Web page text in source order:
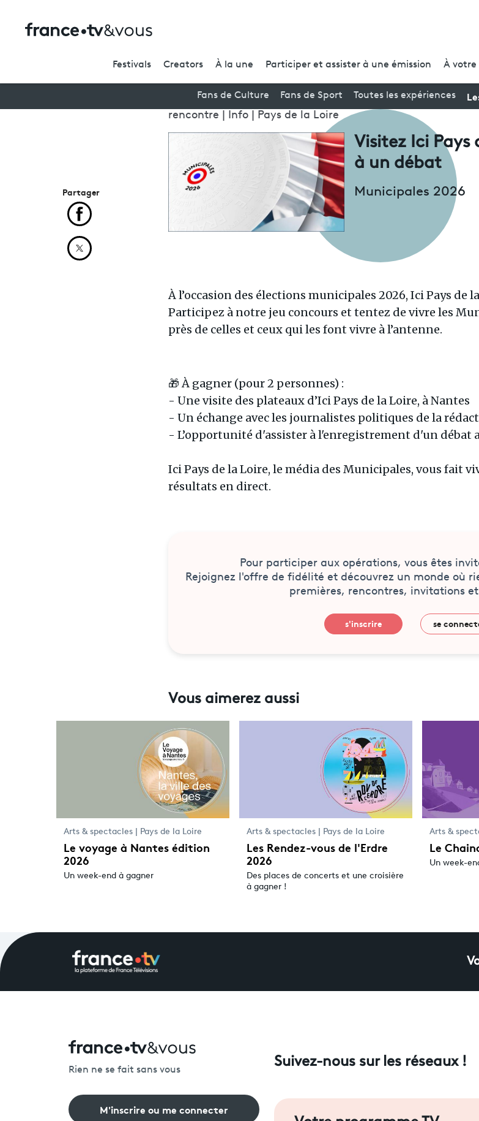
Festivals Creators À la une Participer et assister à une émission À votre
Fans de Culture Fans de Sport Toutes les expériences
rencontre | Info | Pays de la Loire
Visitez Ici Pays
à un débat
Municipales 2026
À l’occasion des élections municipales 2026, Ici Pays de
Participez à notre jeu concours et tentez de vivre les
près de celles et ceux qui les font vivre à l’antenne.
🎁 À gagner (pour 2 personnes) :
- Une visite des plateaux d’Ici Pays de la Loire, à Nantes
- Un échange avec les journalistes politiques de la
- L’opportunité d'assister à l'enregistrement d'un débat
Ici Pays de la Loire, le média des Municipales, vous fait
résultats en direct.
Pour participer aux opérations, vous êtes
Rejoignez l'offre de fidélité et découvrez un monde où
premières, rencontres, invitations
s'inscrire se
Partager
Partager cet article sur Facebook
Partager cet article sur X
Vous aimerez aussi
Le voyage à Nantes édition
2026
Un week-end à gagner
Arts & spectacles | Pays de la Loire
Les Rendez-vous de l'Erdre
2026
Des places de concerts et une croisière
à gagner !
Arts & spectacles | Pays de la Loire
Le
Un week-
Arts &
Rien ne se fait sans vous
M'inscrire ou me connecter
Suivez-nous sur les réseaux !